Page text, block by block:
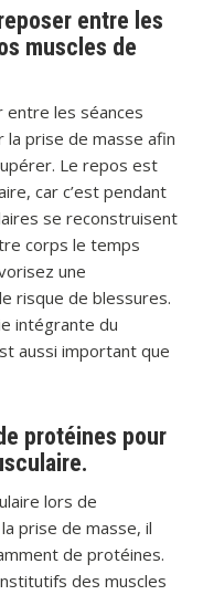
entre les
muscles de
entre les séances
la prise de masse afin
Le repos est
car c’est pendant
se reconstruisent
corps le temps
une
risque de blessures.
intégrante du
aussi important que
protéines pour
lors de
prise de masse, il
de protéines.
des muscles